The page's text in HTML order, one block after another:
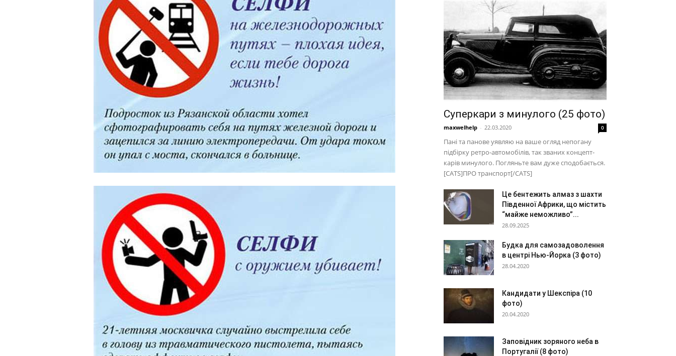
Суперкари з минулого (25 фото)
maxwelhelp - 22.03.2020 0
Пані та панове уявляю на ваше огляд непогану
підбірку ретро-автомобілів, так званих концепт-
карів минулого. Погляньте вам дуже сподобається.
[CATS]ПРО транспорт[/CATS]
Це бентежить алмаз з шахти
Південної Африки, що містить
“майже неможливо”...
28.09.2025
Будка для самозадоволення
в центрі Нью-Йорка (3 фото)
28.04.2020
Кандидати у Шекспіра (10
фото)
20.04.2020
Заповідник зоряного неба в
Португалії (8 фото)